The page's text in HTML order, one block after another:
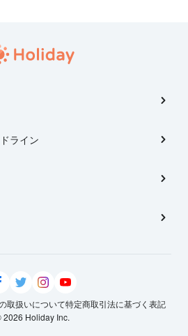
ライン
取扱いについて特定商取引法に基づく表記
2026 Holiday Inc.